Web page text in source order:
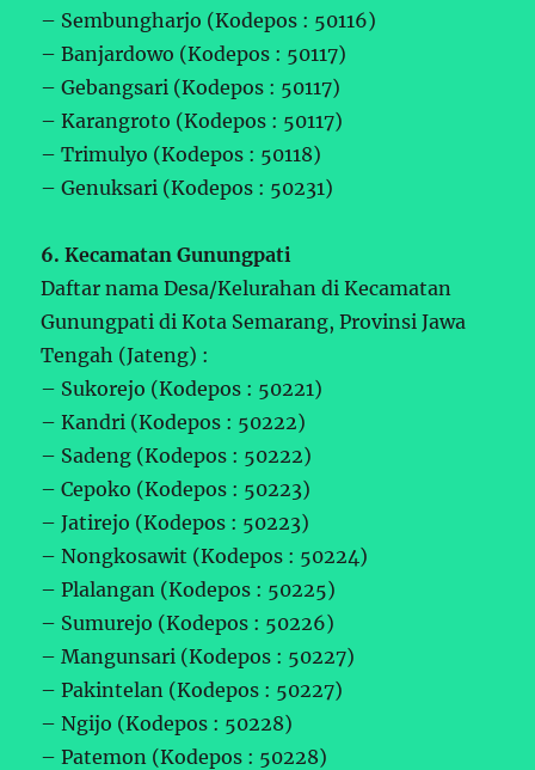
– Sembungharjo (Kodepos : 50116)
– Banjardowo (Kodepos : 50117)
– Gebangsari (Kodepos : 50117)
– Karangroto (Kodepos : 50117)
– Trimulyo (Kodepos : 50118)
– Genuksari (Kodepos : 50231)
6. Kecamatan Gunungpati
Daftar nama Desa/Kelurahan di Kecamatan
Gunungpati di Kota Semarang, Provinsi Jawa
Tengah (Jateng) :
– Sukorejo (Kodepos : 50221)
– Kandri (Kodepos : 50222)
– Sadeng (Kodepos : 50222)
– Cepoko (Kodepos : 50223)
– Jatirejo (Kodepos : 50223)
– Nongkosawit (Kodepos : 50224)
– Plalangan (Kodepos : 50225)
– Sumurejo (Kodepos : 50226)
– Mangunsari (Kodepos : 50227)
– Pakintelan (Kodepos : 50227)
– Ngijo (Kodepos : 50228)
– Patemon (Kodepos : 50228)